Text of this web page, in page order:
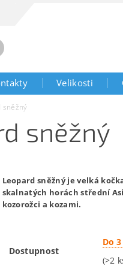
Velikosti
sněžný
sněžný
Leopard sněžný je velká
skalnatých horách střední
kozorožci a kozami.
Dostupnost
Do
(>2